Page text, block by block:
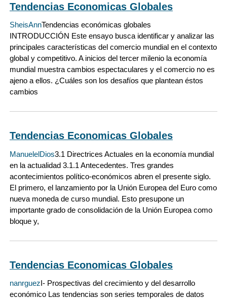
Tendencias Economicas Globales
SheisAnnTendencias económicas globales
INTRODUCCIÓN Este ensayo busca identificar y analizar las
principales características del comercio mundial en el contexto
global y competitivo. A inicios del tercer milenio la economía
mundial muestra cambios espectaculares y el comercio no es
ajeno a ellos. ¿Cuáles son los desafíos que plantean éstos
cambios
Tendencias Economicas Globales
ManuelelDios3.1 Directrices Actuales en la economía mundial
en la actualidad 3.1.1 Antecedentes. Tres grandes
acontecimientos político-económicos abren el presente siglo.
El primero, el lanzamiento por la Unión Europea del Euro como
nueva moneda de curso mundial. Esto presupone un
importante grado de consolidación de la Unión Europea como
bloque y,
Tendencias Economicas Globales
nanrguezI- Prospectivas del crecimiento y del desarrollo
económico Las tendencias son series temporales de datos